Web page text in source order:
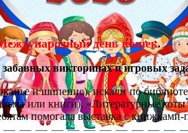
день кошек.
викторинах и игровых
и шипение), искали по
или книги), «Литературные
помогала выставка с книжками-